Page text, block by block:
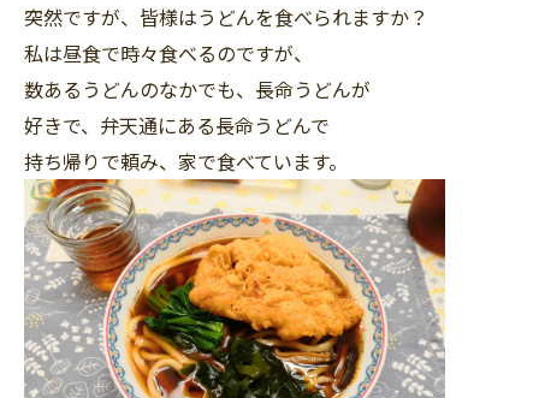
突然ですが、皆様はうどんを食べられますか？
私は昼食で時々食べるのですが、
数あるうどんのなかでも、長命うどんが
好きで、弁天通にある長命うどんで
持ち帰りで頼み、家で食べています。